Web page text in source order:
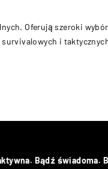
Oferują szeroki
survivalowych i
Bądź świadoma.